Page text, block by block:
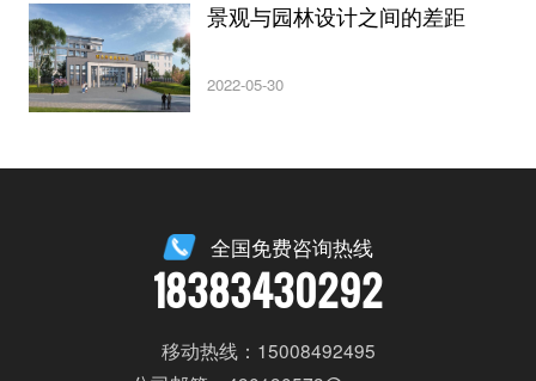
景观与园林设计之间的差距
2022-05-30
全国免费咨询热线
18383430292
移动热线：15008492495